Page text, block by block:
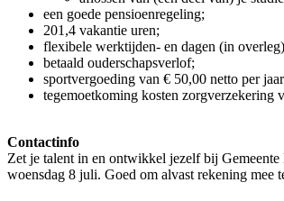
een goede pensioenregeling;
201,4 vakantie uren;
flexibele werktijden- en dagen (in
betaald ouderschapsverlof;
sportvergoeding van € 50,00 netto per
tegemoetkoming kosten zorgverzekering
Contactinfo
Zet je talent in en ontwikkel jezelf bij
woensdag 8 juli. Goed om alvast rekening mee